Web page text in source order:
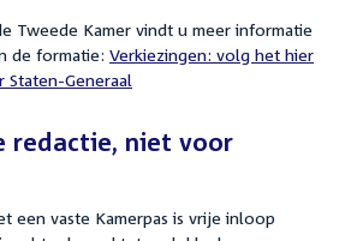
Tweede Kamer vindt u meer informatie
de formatie: Verkiezingen: volg het hier
Staten-Generaal
redactie, niet voor
een vaste Kamerpas is vrije inloop